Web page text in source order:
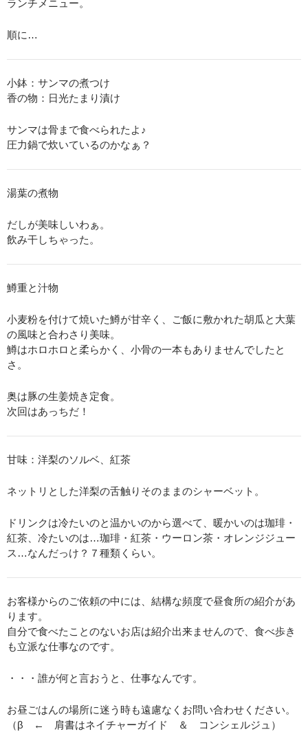
ランチメニュー。
順に…
小鉢：サンマの煮つけ
香の物：日光たまり漬け
サンマは骨まで食べられたよ♪
圧力鍋で炊いているのかなぁ？
湯葉の煮物
だしが美味しいわぁ。
飲み干しちゃった。
鱒重と汁物
小麦粉を付けて焼いた鱒が甘辛く、ご飯に敷かれた胡瓜と 大葉
の風味と合わさり美味。
鱒はホロホロと柔らかく、小骨の一本もありませんでした と
さ。
奥は豚の生姜焼き定食。
次回はあっちだ！
甘味：洋梨のソルベ、紅茶
ネットリとした洋梨の舌触りそのままのシャーベット。
ドリンクは冷たいのと温かいのから選べて、暖かいのは珈琲・
紅茶、冷たいのは…珈琲・紅茶・ウーロン茶・オレンジジュー
ス…なんだっけ？７種類くらい。
お客様からのご依頼の中には、結構な頻度で昼食所の紹介があ
ります。
自分で食べたことのないお店は紹介出来ませんので、食べ歩き
も立派な仕事なのです。
・・・誰が何と言おうと、仕事なんです。
お昼ごはんの場所に迷う時も遠慮なくお問い合わせください。
（β ← 肩書はネイチャーガイド ＆ コンシェルジュ）